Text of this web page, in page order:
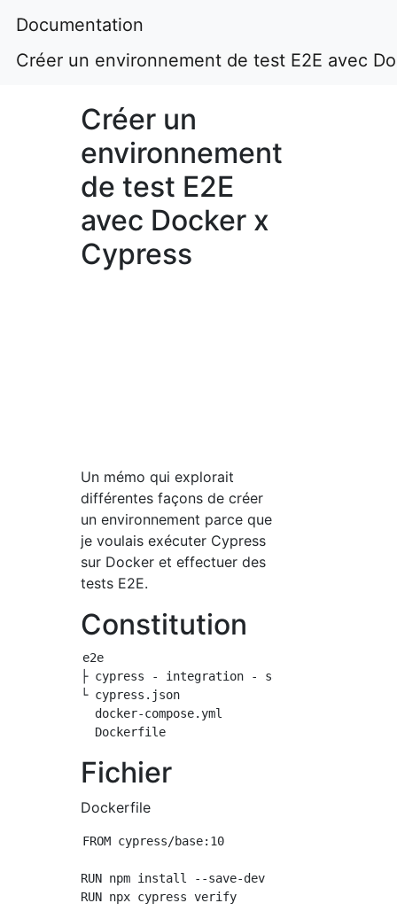
Documentation
Créer un environnement de test E2E avec
Créer un
environnement
de test E2E
avec Docker x
Cypress
Un mémo qui explorait
différentes façons de créer
un environnement parce que
je voulais exécuter Cypress
sur Docker et effectuer des
tests E2E.
Constitution
e2e
├ cypress - integration - sample_spec.js
└ cypress.json
  docker-compose.yml
Fichier
Dockerfile
FROM cypress/base:10
RUN npm install --save-dev cypress